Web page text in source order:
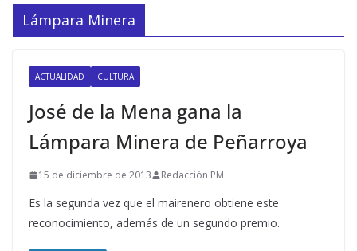
Lámpara Minera
ACTUALIDAD CULTURA
José de la Mena gana la
Lámpara Minera de Peñarroya
15 de diciembre de 2013 Redacción PM
Es la segunda vez que el mairenero obtiene este
reconocimiento, además de un segundo premio.